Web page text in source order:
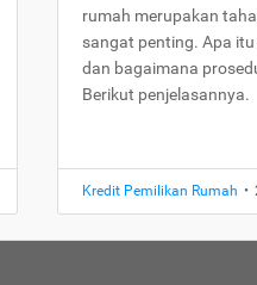
rumah merupakan
sangat penting. Apa itu
dan bagaimana
Berikut penjelasannya.
Kredit Pemilikan Rumah •